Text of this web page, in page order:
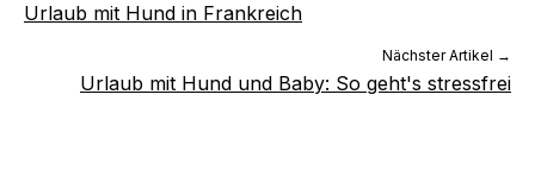
Urlaub mit Hund in Frankreich
Nächster Artikel →
Urlaub mit Hund und Baby: So geht's stressfrei